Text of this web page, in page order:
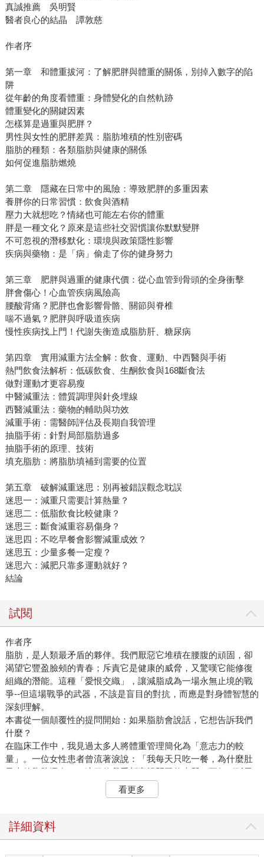
真誠推薦 吳明賢
醫者良心的結晶 譚敦慈
作者序
第一章 和體重拔河：了解肥胖與體重的關係，別掉入數字的陷
阱
從年齡的角度看體重：身體變化的自然軌跡
體重變化的關鍵因素
怎樣算是過重與肥胖？
男性與女性的肥胖差異：脂肪堆積的性別密碼
脂肪的種類：各類脂肪與健康的關係
如何促進脂肪燃燒
第二章 隱藏在日常中的風險：導致肥胖的多重因素
養胖你的日常習慣：飲食與酒精
壓力大就想吃？情緒也可能左右你的體重
胖是一種文化？原來是這些社交習慣讓你默默變胖
不可忽視的潛移默化：環境與政策隱性影響
疾病與藥物：是「病」偷走了你的健身努力
第三章 肥胖與過重的健康代價：從心血管到骨頭的全身衝擊
胖會傷心！心血管疾病風險高
腰酸背痛？肥胖也會影響骨骼、關節與脊椎
喘不過氣？肥胖與呼吸道疾病
慢性疾病找上門！代謝失衡造成脂肪肝、糖尿病
第四章 實用減重方法全解：飲食、運動、中西醫與手術
熱門飲食法解析：低碳飲食、生酮飲食與168斷食法
做對運動才更容易瘦
中醫減重法：體質調理與針灸埋線
西醫減重法：藥物的輔助與功效
減重手術：需醫師評估及長期自我管理
抽脂手術：針對局部脂肪過多
抽脂手術的原理、技術
填充脂肪：將脂肪填補到需要的位置
第五章 破解減重迷思：別再被錯誤觀念耽誤
迷思一：減重只需要計算熱量？
迷思二：低脂飲食比較健康？
迷思三：斷食減重容易傷身？
迷思四：不吃早餐會影響減重成效？
迷思五：少量多餐一定瘦？
迷思六：減肥只靠多運動就好？
結論
試閱
作者序
脂肪，是人類最矛盾的夥伴。我們厭惡它堆積在腰腹的頑固，卻
渴望它豐盈臉頰的青春；斥責它是健康的威脅，又驚嘆它能修復
組織的潛能。這種「愛恨交織」，讓減脂成為一場永無止境的戰
爭--但這場戰爭的武器，不該是盲目的對抗，而應是對身體智慧的
深刻理解。
本書從一個顛覆性的提問開始：如果脂肪會說話，它想告訴我們
什麼？
在臨床工作中，我見過太多人將體重管理簡化為「意志力的較
量」。一位女性患者曾流著淚說：「我每天只吃一餐，為什麼肚
子上的脂肪還在？」這促使我重新審視問題的本質。正如《孫子
兵法》所言：「知彼知己，百戰不殆。」第一章「體重」，將帶
您穿透數字的表象：為何男性天生容易囤積內臟脂肪？為何女性
定，其實是演化留給人類的生存密碼。
看更多
詳細資料